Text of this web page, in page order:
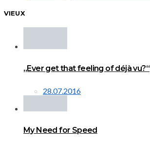
VIEUX
„Ever get that feeling of déjà vu?“
28.07.2016
My Need for Speed